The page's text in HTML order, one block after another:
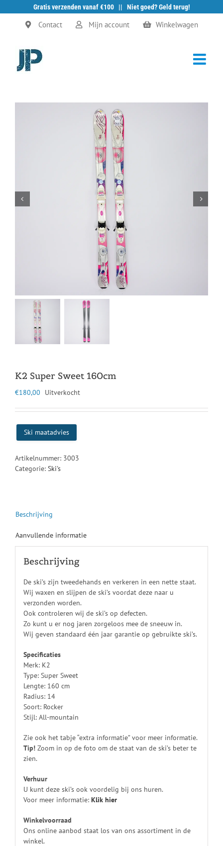
Gratis verzenden vanaf €100 || Niet goed? Geld terug!
Ga
Contact Mijn account Winkelwagen
K2 Super Sweet 160cm
€180,00 Uitverkocht
Ski maatadvies
Artikelnummer: 3003
Categorie: Ski's
Beschrijving
Aanvullende informatie
Beschrijving
De ski’s zijn tweedehands en verkeren in een nette staat.
Wij waxen en slijpen de ski’s voordat deze naar u
verzonden worden.
Ook controleren wij de ski’s op defecten.
Zo kunt u er nog jaren zorgeloos mee de sneeuw in.
Wij geven standaard één jaar garantie op gebruikte ski’s.
Specificaties
Merk: K2
Type: Super Sweet
Lengte: 160 cm
Radius: 14
Soort: Rocker
Stijl: All-mountain
Zie ook het tabje “extra informatie” voor meer informatie.
Tip!Zoom in op de foto om de staat van de ski’s beter te
zien.
Verhuur
U kunt deze ski’s ook voordelig bij ons huren.
Voor meer informatie: Klik hier
Winkelvoorraad
Ons online aanbod staat los van ons assortiment in de
winkel.